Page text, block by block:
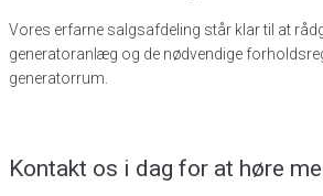
Vores erfarne salgsafdeling står klar til at
generatoranlæg og de nødvendige
generatorrum.
Kontakt os i dag for at høre